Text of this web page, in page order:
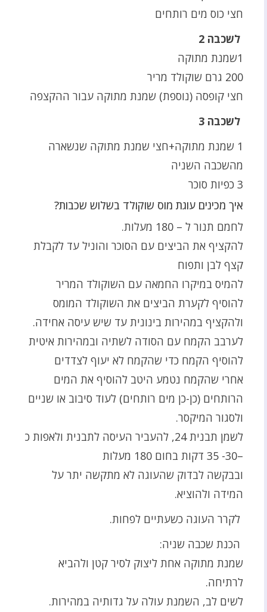
חצי כוס מים רותחים
לשכבה 2
1שמנת מתוקה
200 גרם שוקולד מריר
חצי קופסה (נוספת) שמנת מתוקה עבור ההקצפה
לשכבה 3
1 שמנת מתוקה+חצי שמנת מתוקה שנשארה
מהשכבה השניה
3 כפיות סוכר
איך מכינים עוגת מוס שוקולד בשלוש שכבות?
לחמם תנור ל – 180 מעלות.
להקציף את הביצים עם הסוכר והוניל עד לקבלת
קצף לבן ותפוח
להמיס במיקרו החמאה עם השוקולד המריר
להוסיף לקערת הביצים את השוקולד המומס
ולהקציף במהירות בינונית עד שיש עיסה אחידה.
לערבב הקמח עם הסודה לשתיה ובמהירות איטית
להוסיף הקמח כדי שהקמח לא יעוף לצדדים
אחרי שהקמח נטמע היטב להוסיף את המים
הרותחים (כן-כן מים רותחים) לעוד סיבוב או שניים
ולסגור המיקסר.
לשמן תבנית 24, להעביר העיסה לתבנית ולאפות כ
–30- 35 דקות בחום 180 מעלות
ובבקשה לבדוק שהעוגה לא מתקשה יתר על
המידה ולהוציא.
לקרר העוגה כשעתיים לפחות.
הכנת שכבה שניה:
שמנת מתוקה אחת ליצוק לסיר קטן ולהביא
לרתיחה.
לשים לב, השמנת עולה על גדותיה במהירות.